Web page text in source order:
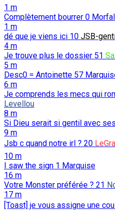
1 m
Complètement bourrer 0
1 m
dé que je viens ici 10 JSB-
4 m
Je trouve plus le dossier 51
5 m
Desc0 = Antoinette 57
6 m
Je comprends les mecs qui
Levellou
8 m
Si Dieu serait si gentil avec
9 m
Jsb c quand notre irl ? 20
10 m
I saw the sign 1 Marquise
16 m
Votre Monster préférée ? 21
17 m
[Toast] je vous assigne une